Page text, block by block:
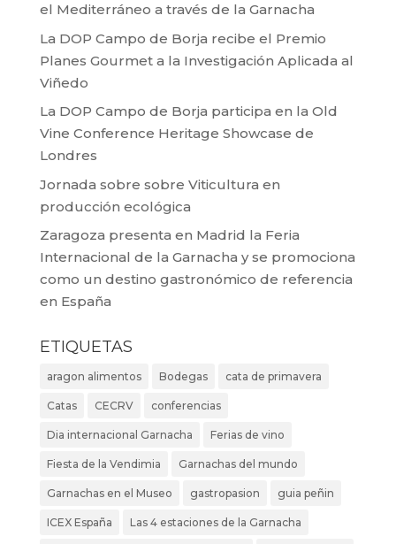
el Mediterráneo a través de la Garnacha
La DOP Campo de Borja recibe el Premio
Planes Gourmet a la Investigación Aplicada al
Viñedo
La DOP Campo de Borja participa en la Old
Vine Conference Heritage Showcase de
Londres
Jornada sobre sobre Viticultura en
producción ecológica
Zaragoza presenta en Madrid la Feria
Internacional de la Garnacha y se promociona
como un destino gastronómico de referencia
en España
ETIQUETAS
aragon alimentos Bodegas cata de primavera
Catas CECRV conferencias
Dia internacional Garnacha Ferias de vino
Fiesta de la Vendimia Garnachas del mundo
Garnachas en el Museo gastropasion guia peñin
ICEX España Las 4 estaciones de la Garnacha